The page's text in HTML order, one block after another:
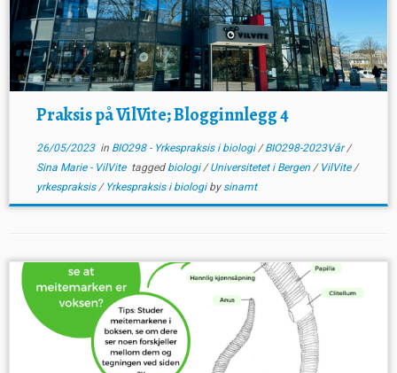
Praksis på VilVite; Blogginnlegg 4
26/05/2023in BIO298 - Yrkespraksis i biologi/BIO298-2023Vår/
Sina Marie - VilVite tagged biologi/Universitetet i Bergen / VilVite/
yrkespraksis/ Yrkespraksis i biologi by sinamt